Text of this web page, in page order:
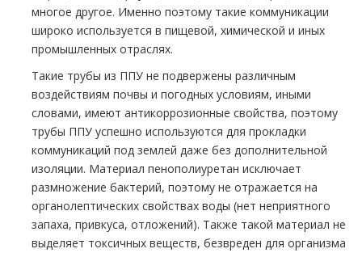
многое другое. Именно поэтому такие коммуникации
широко используется в пищевой, химической и иных
промышленных отраслях.
Такие тpубы из ППУ не подвержены различным
воздействиям почвы и погодных условиям, иными
словами, имеют антикоррозионные свойства, поэтому
тpубы ППУ успешно используются для прокладки
коммуникаций под землей даже без дополнительной
изоляции. Материал пенополиуретан исключает
размножение бактерий, поэтому не отражается на
органолептических свойствах воды (нет неприятного
запаха, привкуса, отложений). Также такой материал не
выделяет токсичных веществ, безвреден для организма